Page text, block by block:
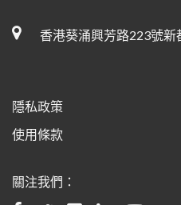
香港葵涌興芳路223號
隱私政策
使用條款
關注我們：